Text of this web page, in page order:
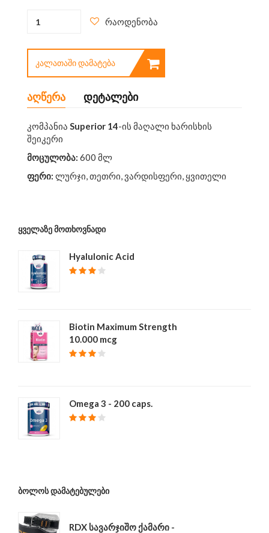
რაოდენობა
ᲙᲐᲚᲐᲗᲐᲨᲘ ᲓᲐᲛᲐᲢᲔᲑᲐ
აღწერა დეტალები
კომპანია Superior 14-ის მაღალი ხარისხის
შეიკერი
მოცულობა: 600 მლ
ფერი: ლურჯი, თეთრი, ვარდისფერი, ყვითელი
ᲧᲕᲔᲚᲐᲖᲔ ᲛᲝᲗᲮᲝᲕᲜᲐᲓᲘ
Hyalulonic Acid
Biotin Maximum Strength
10.000 mcg
Omega 3 - 200 caps.
ᲑᲝᲚᲝᲡ ᲓᲐᲛᲐᲢᲔᲑᲣᲚᲔᲑᲘ
RDX სავარჯიშო ქამარი -